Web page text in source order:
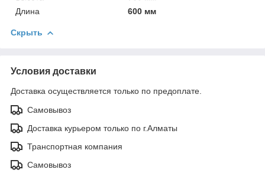
Длина
600 мм
Скрыть
Условия доставки
Доставка осуществляется только по предоплате.
Самовывоз
Доставка курьером только по г.Алматы
Транспортная компания
Самовывоз